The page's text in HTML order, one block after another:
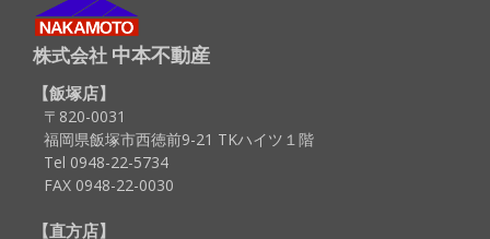
株式会社 中本不動産
飯塚店
〒820-0031
福岡県飯塚市西徳前9-21 TKハイツ１階
Tel 0948-22-5734
FAX 0948-22-0030
直方店